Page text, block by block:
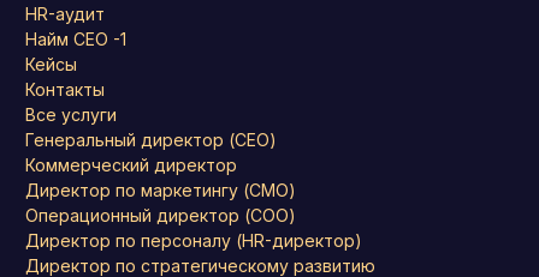
HR-аудит
Найм СЕО -1
Кейсы
Контакты
Все услуги
Генеральный директор (CEO)
Коммерческий директор
Директор по маркетингу (CMO)
Операционный директор (COO)
Директор по персоналу (HR-директор)
Директор по стратегическому развитию